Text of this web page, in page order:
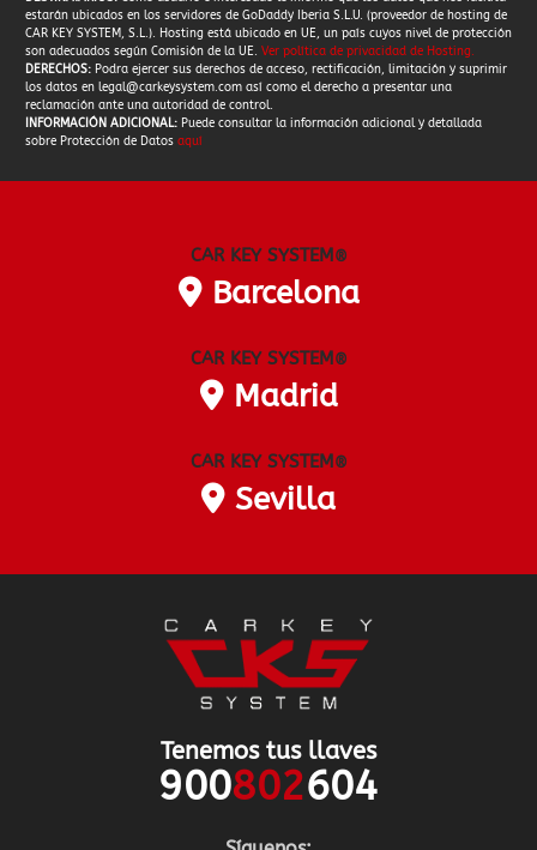
estarán ubicados en los servidores de GoDaddy Iberia S.L.U. (proveedor de hosting de
CAR KEY SYSTEM, S.L.). Hosting está ubicado en UE, un país cuyos nivel de protección
son adecuados según Comisión de la UE. Ver política de privacidad de Hosting.
DERECHOS: Podra ejercer sus derechos de acceso, rectificación, limitación y suprimir
los datos en legal@carkeysystem.com así como el derecho a presentar una
reclamación ante una autoridad de control.
INFORMACIÓN ADICIONAL: Puede consultar la información adicional y detallada
sobre Protección de Datos aquí
CAR KEY SYSTEM®
Barcelona
CAR KEY SYSTEM®
Madrid
CAR KEY SYSTEM®
Sevilla
Tenemos tus llaves
900802604